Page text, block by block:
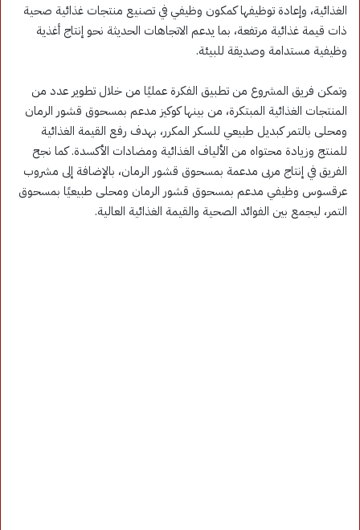
الغذائية، وإعادة توظيفها كمكون وظيفي في تصنيع منتجات غذائية صحية
ذات قيمة غذائية مرتفعة، بما يدعم الاتجاهات الحديثة نحو إنتاج أغذية
وظيفية مستدامة وصديقة للبيئة.
وتمكن فريق المشروع من تطبيق الفكرة عمليًا من خلال تطوير عدد من
المنتجات الغذائية المبتكرة، من بينها كوكيز مدعم بمسحوق قشور الرمان
ومحلى بالتمر كبديل طبيعي للسكر المكرر، بهدف رفع القيمة الغذائية
للمنتج وزيادة محتواه من الألياف الغذائية ومضادات الأكسدة. كما نجح
الفريق في إنتاج مربى مدعمة بمسحوق قشور الرمان، بالإضافة إلى مشروب
عرقسوس وظيفي مدعم بمسحوق قشور الرمان ومحلى طبيعيًا بمسحوق
التمر، ليجمع بين الفوائد الصحية والقيمة الغذائية العالية.